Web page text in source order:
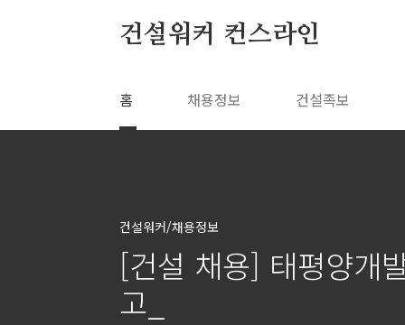
건설워커 컨스라인
홈 채용정보 건설족보
건설워커/채용정보
[건설 채용] 태평양개
고_